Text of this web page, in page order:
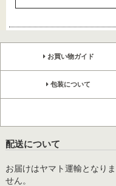
お買い物ガイド
包装について
配送について
お届けはヤマト運輸となり
せん。